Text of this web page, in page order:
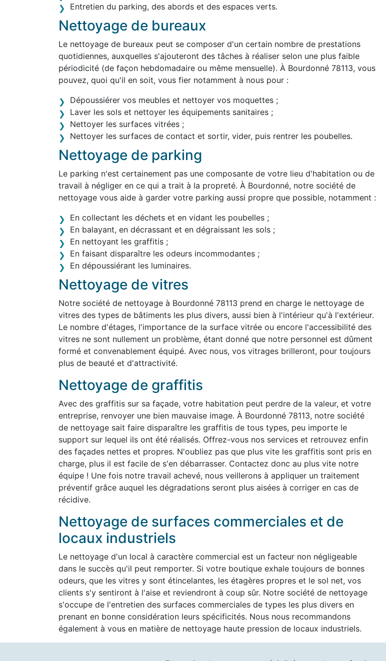
Entretien du parking, des abords et des espaces verts.
Nettoyage de bureaux
Le nettoyage de bureaux peut se composer d'un certain nombre de prestations
quotidiennes, auxquelles s'ajouteront des tâches à réaliser selon une plus faible
périodicité (de façon hebdomadaire ou même mensuelle). À Bourdonné 78113, vous
pouvez, quoi qu'il en soit, vous fier notamment à nous pour :
Dépoussiérer vos meubles et nettoyer vos moquettes ;
Laver les sols et nettoyer les équipements sanitaires ;
Nettoyer les surfaces vitrées ;
Nettoyer les surfaces de contact et sortir, vider, puis rentrer les poubelles.
Nettoyage de parking
Le parking n'est certainement pas une composante de votre lieu d'habitation ou de
travail à négliger en ce qui a trait à la propreté. À Bourdonné, notre société de
nettoyage vous aide à garder votre parking aussi propre que possible, notamment :
En collectant les déchets et en vidant les poubelles ;
En balayant, en décrassant et en dégraissant les sols ;
En nettoyant les graffitis ;
En faisant disparaître les odeurs incommodantes ;
En dépoussiérant les luminaires.
Nettoyage de vitres
Notre société de nettoyage à Bourdonné 78113 prend en charge le nettoyage de
vitres des types de bâtiments les plus divers, aussi bien à l'intérieur qu'à l'extérieur.
Le nombre d'étages, l'importance de la surface vitrée ou encore l'accessibilité des
vitres ne sont nullement un problème, étant donné que notre personnel est dûment
formé et convenablement équipé. Avec nous, vos vitrages brilleront, pour toujours
plus de beauté et d'attractivité.
Nettoyage de graffitis
Avec des graffitis sur sa façade, votre habitation peut perdre de la valeur, et votre
entreprise, renvoyer une bien mauvaise image. À Bourdonné 78113, notre société
de nettoyage sait faire disparaître les graffitis de tous types, peu importe le
support sur lequel ils ont été réalisés. Offrez-vous nos services et retrouvez enfin
des façades nettes et propres. N'oubliez pas que plus vite les graffitis sont pris en
charge, plus il est facile de s'en débarrasser. Contactez donc au plus vite notre
équipe ! Une fois notre travail achevé, nous veillerons à appliquer un traitement
préventif grâce auquel les dégradations seront plus aisées à corriger en cas de
récidive.
Nettoyage de surfaces commerciales et de
locaux industriels
Le nettoyage d'un local à caractère commercial est un facteur non négligeable
dans le succès qu'il peut remporter. Si votre boutique exhale toujours de bonnes
odeurs, que les vitres y sont étincelantes, les étagères propres et le sol net, vos
clients s'y sentiront à l'aise et reviendront à coup sûr. Notre société de nettoyage
s'occupe de l'entretien des surfaces commerciales de types les plus divers en
prenant en bonne considération leurs spécificités. Nous nous recommandons
également à vous en matière de nettoyage haute pression de locaux industriels.